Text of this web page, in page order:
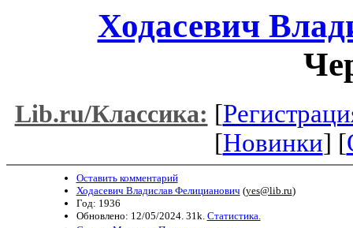
Ходасевич
Lib.ru/Классика: [
[Новинки] [
Оставить комментарий
Ходасевич Владислав Фелицианович (yes@lib.ru)
Год: 1936
Обновлено: 12/05/2024. 31k. Статистика.